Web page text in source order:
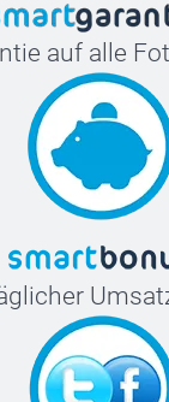
auf alle